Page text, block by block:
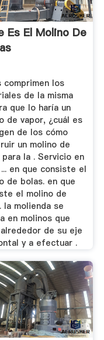
Es El Molino De
comprimen los
de la misma
que lo haría un
de vapor, ¿cuál es
de los cómo
un molino de
para la . Servicio en
en que consiste el
de bolas. en que
el molino de
la molienda se
en molinos que
de su eje
y a efectuar .